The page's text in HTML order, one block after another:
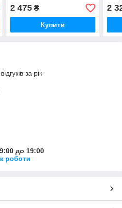
2 475₴
Купити
2
за рік
до 19:00
роботи